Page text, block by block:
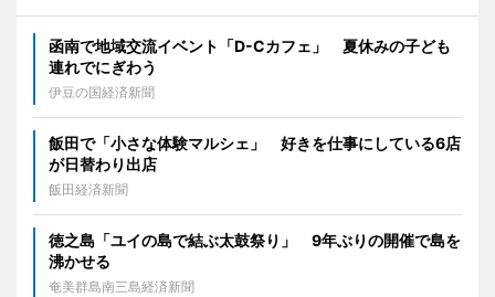
函南で地域交流イベント「D-Cカフェ」 夏休みの子ども
連れでにぎわう
伊豆の国経済新聞
飯田で「小さな体験マルシェ」 好きを仕事にしている6店
が日替わり出店
飯田経済新聞
徳之島「ユイの島で結ぶ太鼓祭り」 9年ぶりの開催で島を
沸かせる
奄美群島南三島経済新聞